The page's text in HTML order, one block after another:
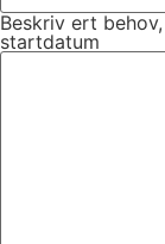
Beskriv ert
startdatum